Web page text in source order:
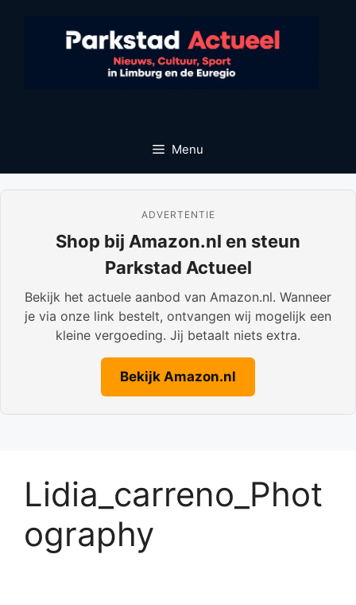
Menu
ADVERTENTIE
Shop bij Amazon.nl en steun
Parkstad Actueel
Bekijk het actuele aanbod van Amazon.nl. Wanneer
je via onze link bestelt, ontvangen wij mogelijk een
kleine vergoeding. Jij betaalt niets extra.
Bekijk Amazon.nl
Lidia_carreno_Phot
ography